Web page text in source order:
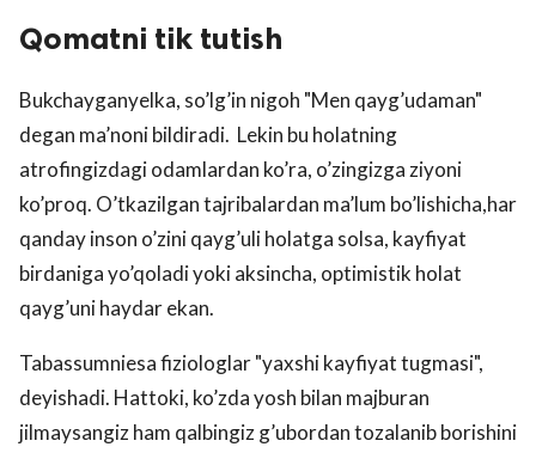
Qomatni tik tutish
Bukchayganyelka, so’lg’in nigoh "Men qayg’udaman"
degan ma’noni bildiradi. Lekin bu holatning
atrofingizdagi odamlardan ko’ra, o’zingizga ziyoni
ko’proq. O’tkazilgan tajribalardan ma’lum bo’lishicha,har
qanday inson o’zini qayg’uli holatga solsa, kayfiyat
birdaniga yo’qoladi yoki aksincha, optimistik holat
qayg’uni haydar ekan.
Tabassumniesa fiziologlar "yaxshi kayfiyat tugmasi",
deyishadi. Hattoki, ko’zda yosh bilan majburan
jilmaysangiz ham qalbingiz g’ubordan tozalanib borishini